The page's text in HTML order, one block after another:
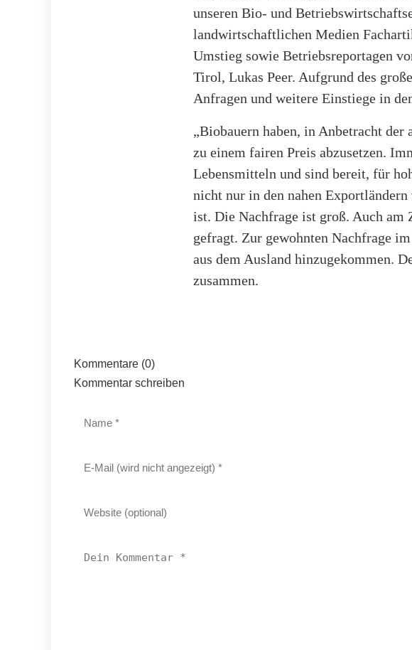
unseren Bio- und
landwirtschaftlichen Medien
Umstieg sowie Betriebsreportagen
Tirol, Lukas Peer. Aufgrund des
Anfragen und weitere Einstiege in
„Biobauern haben, in Anbetracht der
zu einem fairen Preis abzusetzen.
Lebensmitteln und sind bereit, für
nicht nur in den nahen
ist. Die Nachfrage ist groß. Auch am
gefragt. Zur gewohnten Nachfrage
aus dem Ausland hinzugekommen.
zusammen.
Kommentare (0)
Kommentar schreiben